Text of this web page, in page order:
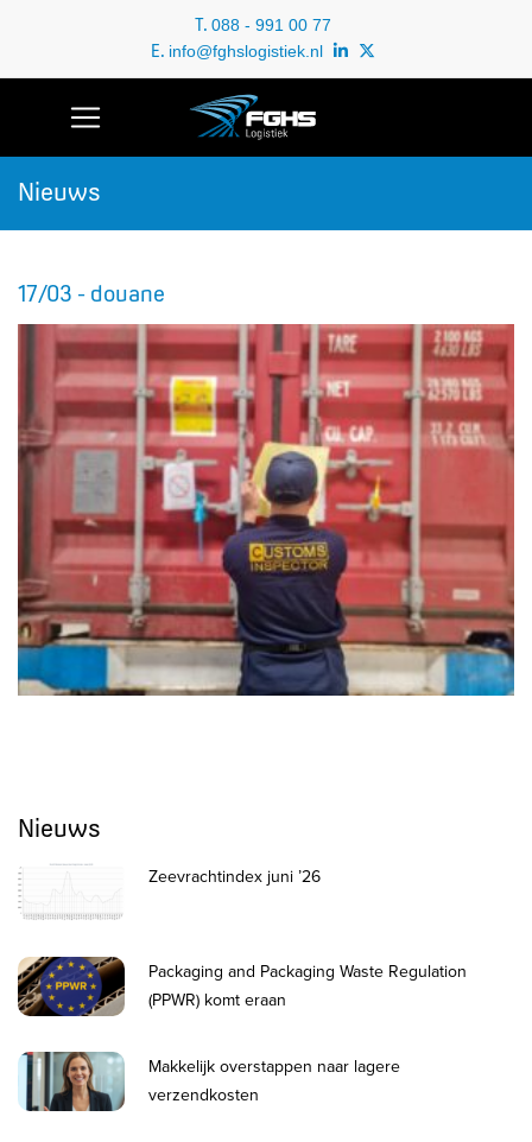
T. 088 - 991 00 77
E. info@fghslogistiek.nl
Nieuws
17/03 - douane
Nieuws
Zeevrachtindex juni ’26
Packaging and Packaging Waste Regulation
(PPWR) komt eraan
Makkelijk overstappen naar lagere
verzendkosten